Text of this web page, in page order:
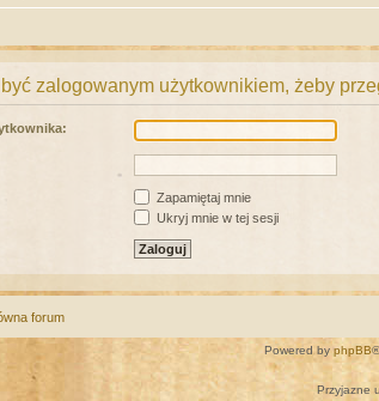
zalogowanym użytkownikiem, żeby
Zapamiętaj mnie
Ukryj mnie w tej sesji
forum
Powered by phpBB
Przyjazne